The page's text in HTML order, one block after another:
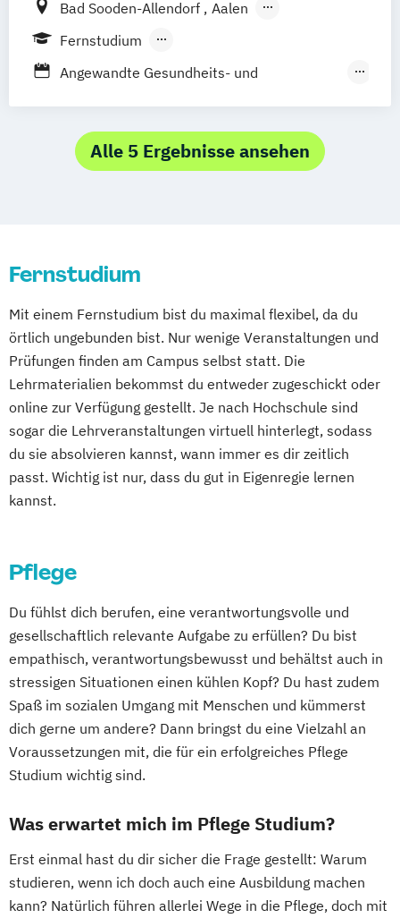
Studienzentrum Judenburg
Bad Sooden-Allendorf
Aalen
Baden-Baden
Heilbronn Kassel Leipzig Mannheim
München Bochum Kaiserslautern
Wiesbaden Regenstauf Dresden
Hoyerswerda Magdeburg Ostfildern
Fernstudium
Berufsbegleitendes Präsenzstudium
Angewandte Gesundheits- und
Frühpädagogik – Leitung und Management
in der frühkindlichen Bildung
Schmerztherapie
Medical Fitness & Athletic Management
Medizinalfachberufe
Naturheilkunde und komplementäre
Heilverfahren
Osteopathie i.V.
Sozialmanagement
Alle 5 Ergebnisse ansehen
Fernstudium
Mit einem Fernstudium bist du maximal flexibel, da du
örtlich ungebunden bist. Nur wenige Veranstaltungen und
Prüfungen finden am Campus selbst statt. Die
Lehrmaterialien bekommst du entweder zugeschickt oder
online zur Verfügung gestellt. Je nach Hochschule sind
sogar die Lehrveranstaltungen virtuell hinterlegt, sodass
du sie absolvieren kannst, wann immer es dir zeitlich
passt. Wichtig ist nur, dass du gut in Eigenregie lernen
kannst.
Pflege
Du fühlst dich berufen, eine verantwortungsvolle und
gesellschaftlich relevante Aufgabe zu erfüllen? Du bist
empathisch, verantwortungsbewusst und behältst auch in
stressigen Situationen einen kühlen Kopf? Du hast zudem
Spaß im sozialen Umgang mit Menschen und kümmerst
dich gerne um andere? Dann bringst du eine Vielzahl an
Voraussetzungen mit, die für ein erfolgreiches Pflege
Studium wichtig sind.
Was erwartet mich im Pflege Studium?
Erst einmal hast du dir sicher die Frage gestellt: Warum
studieren, wenn ich doch auch eine Ausbildung machen
kann? Natürlich führen allerlei Wege in die Pflege, doch mit